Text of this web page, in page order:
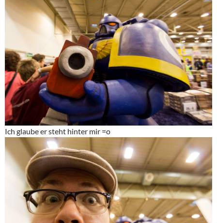
Ich glaube er steht hinter mir =o